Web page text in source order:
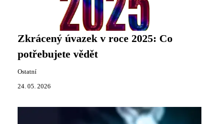
Zkrácený úvazek v roce 2025: Co
potřebujete vědět
Ostatní
24. 05. 2026